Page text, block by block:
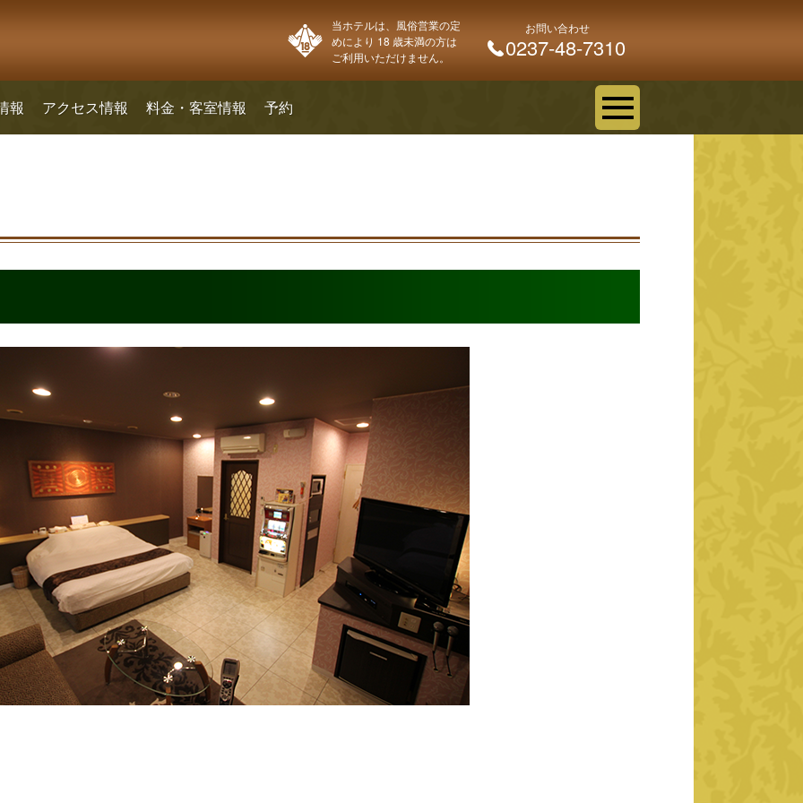
当ホテルは、風俗営業の定
めにより 18 歳未満の方は
ご利用いただけません。
お問い合わせ
0237-48-7310
報 アクセス情報 料金・客室情報 予約